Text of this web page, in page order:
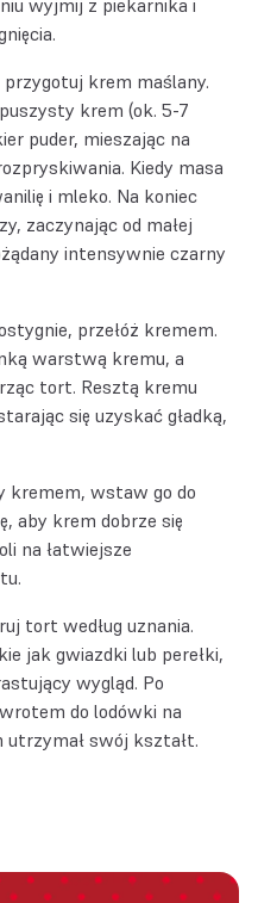
przygotuj krem maślany.
krem (ok. 5-7
puder, mieszając na
Kiedy masa
i mleko. Na koniec
zaczynając od małej
intensywnie czarny
przełóż kremem.
warstwą kremu, a
tort. Resztą kremu
się uzyskać gładką,
wstaw go do
aby krem dobrze się
na łatwiejsze
tort według uznania.
jak gwiazdki lub perełki,
wygląd. Po
do lodówki na
utrzymał swój kształt.